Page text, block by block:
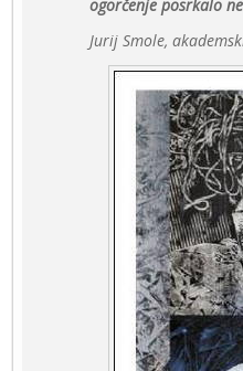
ogorčenje posrkalo
Jurij Smole,